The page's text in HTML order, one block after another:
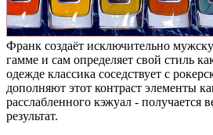
Франк создаёт исключительно
гамме и сам определяет свой стиль
одежде классика соседствует с
дополняют этот контраст элементы
расслабленного кэжуал - получается
результат.